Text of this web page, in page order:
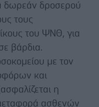
δωρεάν δροσερού
τους
του ΨΝΘ, για
βάρδια.
με τον
και
η
ασθενών